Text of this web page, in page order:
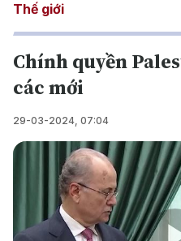
Thế giới
Chính quyền
các mới
29-03-2024, 07:04